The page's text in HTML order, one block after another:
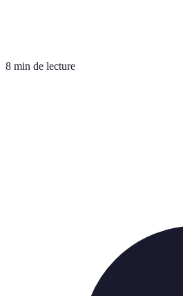
8 min de lecture